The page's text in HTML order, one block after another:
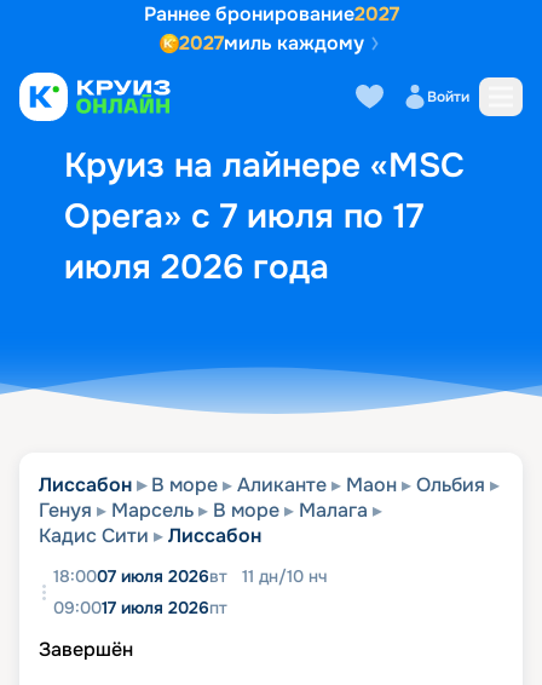
Раннее бронирование2027
2027миль каждому
Войти
Круиз на лайнере «MSC
Opera» с 7 июля по 17
июля 2026 года
Выбор кают Маршрут и
Лиссабон В море Аликанте Маон
Ольбия
Генуя
Марсель В море
Малага
Кадис Сити
Лиссабон
18:0007 июля 2026вт 11 дн/10 нч
09:0017 июля 2026пт
Завершён